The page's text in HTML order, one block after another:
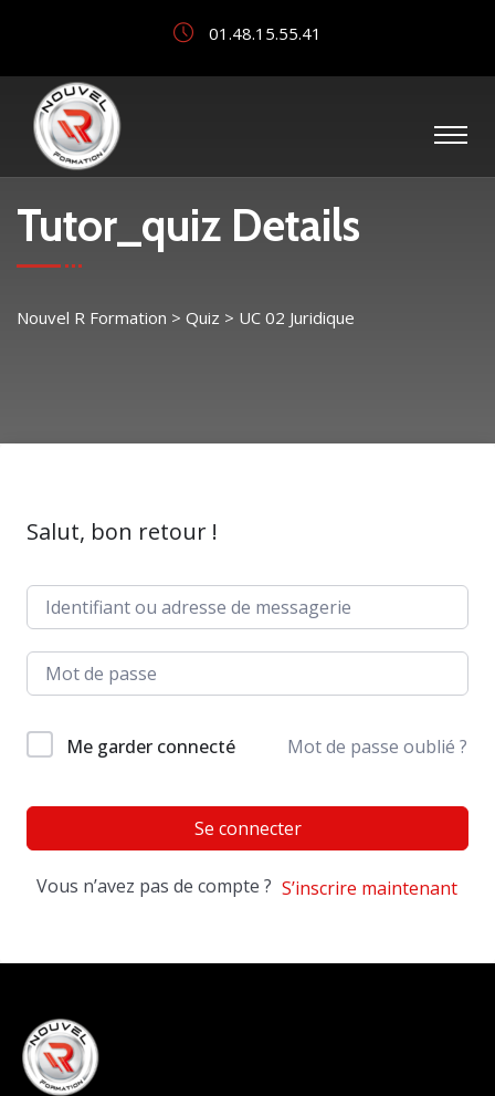
01.48.15.55.41
Tutor_quiz Details
Nouvel R Formation > Quiz > UC 02 Juridique
Salut, bon retour !
Me garder connecté Mot de passe oublié ?
Se connecter
Vous n’avez pas de compte ? S’inscrire maintenant